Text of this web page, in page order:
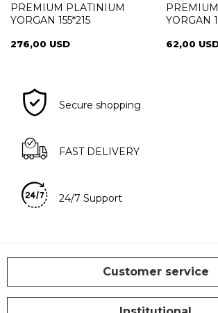
PREMIUM PLATINIUM
YORGAN 155*215
276,00 USD
YORGAN
62,00
Secure shopping
FAST DELIVERY
24/7 Support
Customer service